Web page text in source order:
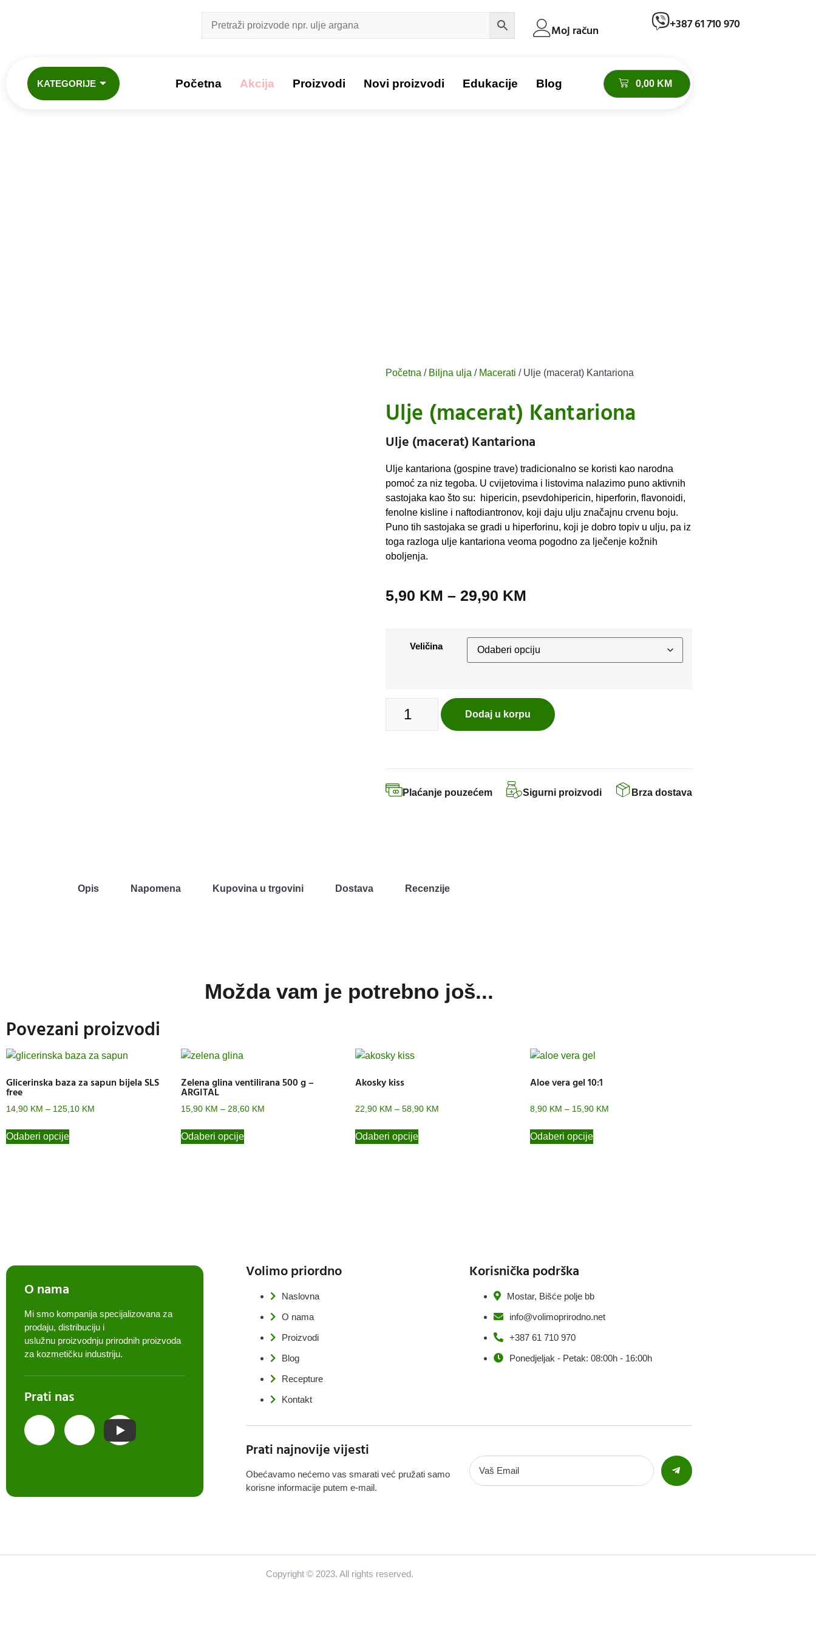
Moj račun +387 61 710 970
KATEGORIJE Početna Akcija Proizvodi Novi proizvodi Edukacije Blog 0,00 KM
Početna / Biljna ulja / Macerati / Ulje (macerat) Kantariona
Ulje (macerat) Kantariona
Ulje (macerat) Kantariona
Ulje kantariona (gospine trave) tradicionalno se koristi kao narodna
pomoć za niz tegoba. U cvijetovima i listovima nalazimo puno aktivnih
sastojaka kao što su: hipericin, psevdohipericin, hiperforin, flavonoidi,
fenolne kisline i naftodiantronov, koji daju ulju značajnu crvenu boju.
Puno tih sastojaka se gradi u hiperforinu, koji je dobro topiv u ulju, pa iz
toga razloga ulje kantariona veoma pogodno za lječenje kožnih
oboljenja.
5,90 KM – 29,90 KM
Veličina
Dodaj u korpu
Plaćanje pouzećem Sigurni proizvodi Brza dostava
Opis Napomena Kupovina u trgovini Dostava Recenzije
Možda vam je potrebno još...
Povezani proizvodi
Glicerinska baza za sapun bijela SLS
free
14,90 KM – 125,10 KM
Odaberi opcije
Zelena glina ventilirana 500 g –
ARGITAL
15,90 KM – 28,60 KM
Odaberi opcije
Akosky kiss
22,90 KM – 58,90 KM
Odaberi opcije
Aloe vera gel 10:1
8,90 KM – 15,90 KM
Odaberi opcije
O nama
Mi smo kompanija specijalizovana za
prodaju, distribuciju i
uslužnu proizvodnju prirodnih proizvoda
za kozmetičku industriju.
Prati nas
Volimo priordno
Naslovna
O nama
Proizvodi
Blog
Recepture
Kontakt
Korisnička podrška
Mostar, Bišće polje bb
info@volimoprirodno.net
+387 61 710 970
Ponedjeljak - Petak: 08:00h - 16:00h
Prati najnovije vijesti
Obećavamo nećemo vas smarati već pružati samo
korisne informacije putem e-mail.
Copyright © 2023. All rights reserved.